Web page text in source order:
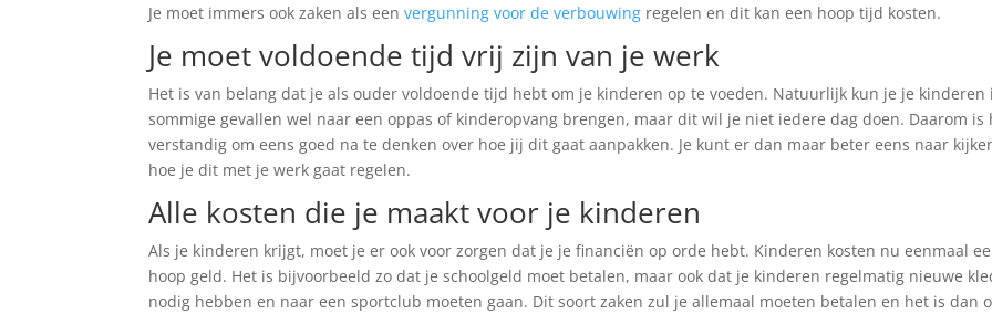
Je moet immers ook zaken als eenvergunning voor de verbouwing regelen en dit kan een hoop tijd kosten.
Je moet voldoende tijd vrij zijn van je werk
Het is van belang dat je als ouder voldoende tijd hebt om je kinderen op te voeden. Natuurlijk kun je je kinderen
sommige gevallen wel naar een oppas of kinderopvang brengen, maar dit wil je niet iedere dag doen. Daarom is
verstandig om eens goed na te denken over hoe jij dit gaat aanpakken. Je kunt er dan maar beter eens naar
hoe je dit met je werk gaat regelen.
Alle kosten die je maakt voor je kinderen
Als je kinderen krijgt, moet je er ook voor zorgen dat je je financiën op orde hebt. Kinderen kosten nu eenmaal
hoop geld. Het is bijvoorbeeld zo dat je schoolgeld moet betalen, maar ook dat je kinderen regelmatig nieuwe
nodig hebben en naar een sportclub moeten gaan. Dit soort zaken zul je allemaal moeten betalen en het is dan